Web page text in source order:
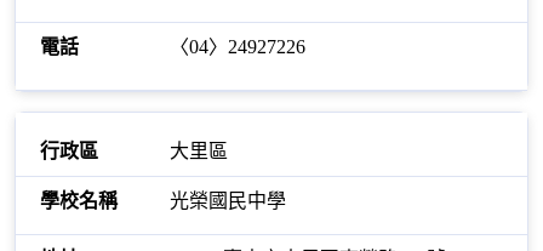
〈04〉24927226
大里區
光榮國民中學